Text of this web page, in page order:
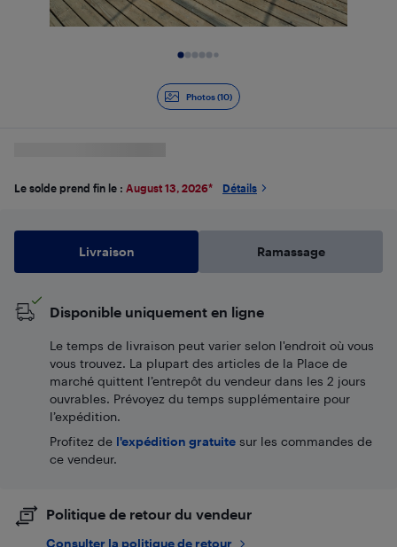
Photos (10)
Le solde prend fin le : August 13, 2026* Détails
Livraison Ramassage
Disponible uniquement en ligne
Le temps de livraison peut varier selon l'endroit où vous
vous trouvez. La plupart des articles de la Place de
marché quittent l’entrepôt du vendeur dans les 2 jours
ouvrables. Prévoyez du temps supplémentaire pour
l’expédition.
Profitez de l'expédition gratuite sur les commandes de
ce vendeur.
Politique de retour du vendeur
Consulter la politique de retour